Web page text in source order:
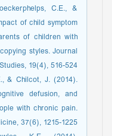
C.E., &
of child symptom
of children with
styles. Journal
19(4), 516-524.
& Chilcot, J. (2014).
defusion, and
with chronic pain.
37(6), 1215-1225.